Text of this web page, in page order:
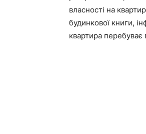
власності на
будинкової книги,
квартира